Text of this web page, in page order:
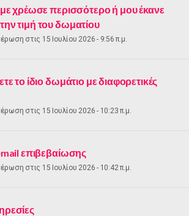
χρέωσε περισσότερο ή μου έκανε
τιμή του δωματίου
στις 15 Ιουλίου 2026 - 9:56 π.μ.
το ίδιο δωμάτιο με διαφορετικές
στις 15 Ιουλίου 2026 - 10:23 π.μ.
επιβεβαίωσης
στις 15 Ιουλίου 2026 - 10:42 π.μ.